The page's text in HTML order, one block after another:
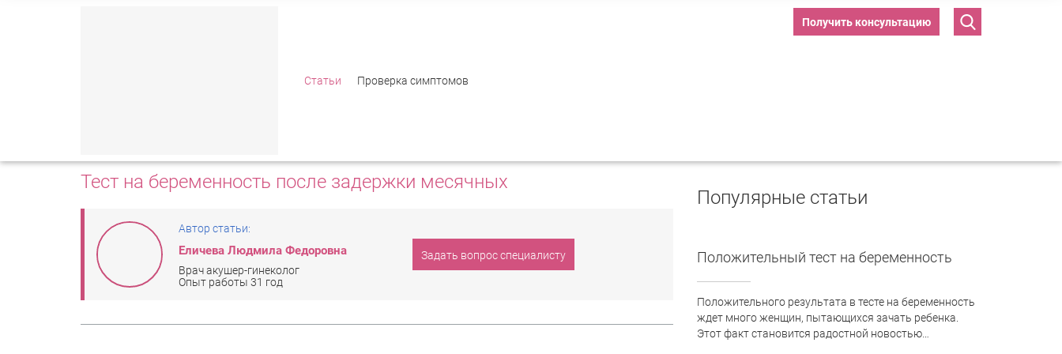
Статьи Проверка симптомов
Получить консультацию
Полезная информация
Тест на беременность после задержки месячных
Автор статьи:
Еличева Людмила Федоровна
Врач акушер-гинеколог
Опыт работы 31 год
Задать вопрос специалисту
Популярные статьи
Положительный тест на беременность
Положительного результата в тесте на беременность
ждет много женщин, пытающихся зачать ребенка.
Этот факт становится радостной новостью…